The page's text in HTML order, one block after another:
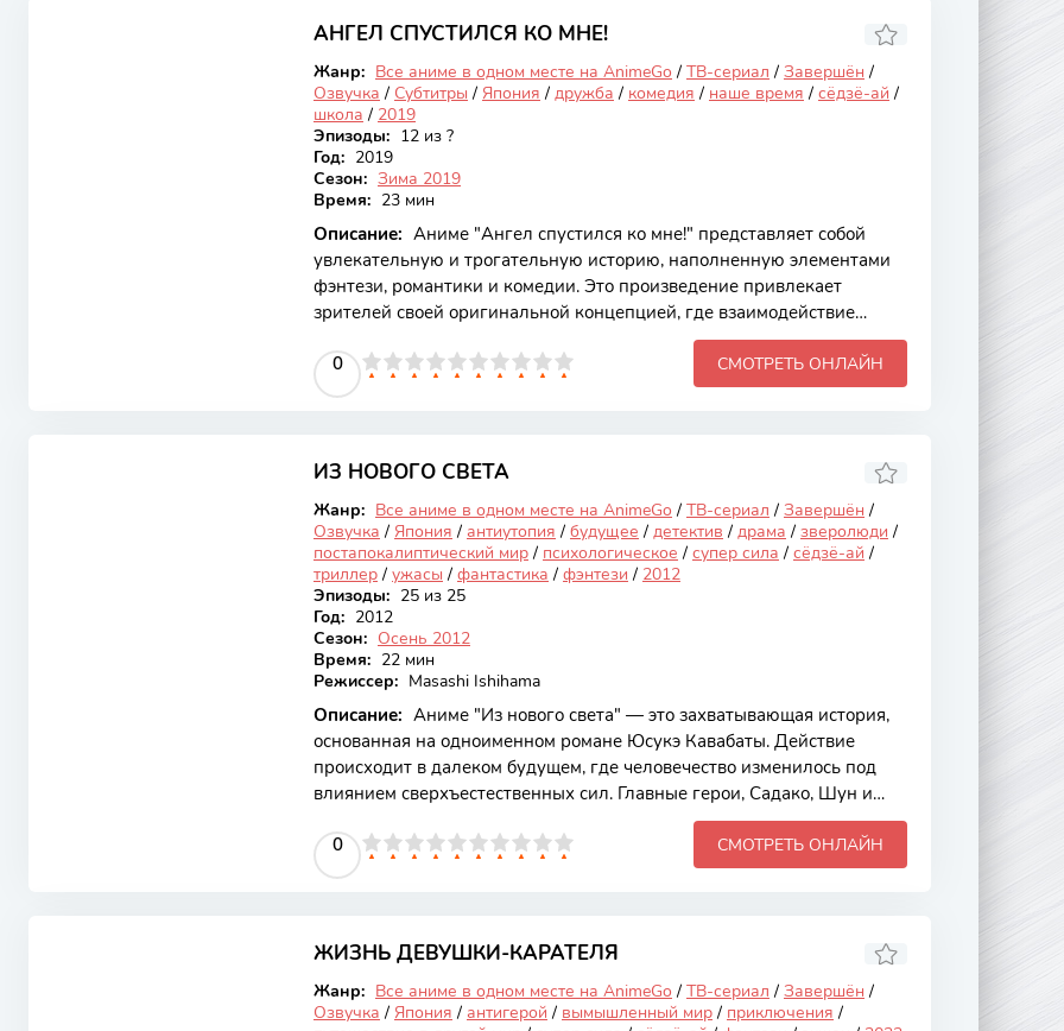
мире, где все аспекты жизни
АНГЕЛ СПУСТИЛСЯ КО МНЕ!
Жанр: Все аниме в одном месте на AnimeGo / ТВ-сериал / Завершён /
Озвучка / Субтитры / Япония / дружба / комедия / наше время / сёдзё-ай /
школа / 2019
Эпизоды: 12 из ?
Год: 2019
Сезон: Зима 2019
Время: 23 мин
Описание: Аниме "Ангел спустился ко мне!" представляет собой
увлекательную и трогательную историю, наполненную элементами
фэнтези, романтики и комедии. Это произведение привлекает
зрителей своей оригинальной концепцией, где взаимодействие
между обычным человеком и ангелом создает множество забавных и
глубоких моментов. Сюжет погружает нас в мир, где небесные
существа могут спуститься на Землю, чтобы помочь людям, и именно
жизни молодого человека по имени Таку, который
0
4 5 6 7 8 9 10 СМОТРЕТЬ ОНЛАЙН
ИЗ НОВОГО СВЕТА
Жанр: Все аниме в одном месте на AnimeGo / ТВ-сериал / Завершён /
Озвучка / Япония / антиутопия / будущее / детектив / драма / зверолюди /
постапокалиптический мир / психологическое / супер сила / сёдзё-ай /
триллер / ужасы / фантастика / фэнтези / 2012
Эпизоды: 25 из 25
Год: 2012
Сезон: Осень 2012
Время: 22 мин
Режиссер: Masashi Ishihama
Описание: Аниме "Из нового света" — это захватывающая история,
основанная на одноименном романе Юсукэ Кавабаты. Действие
происходит в далеком будущем, где человечество изменилось под
влиянием сверхъестественных сил. Главные герои, Садако, Шун и
другие ученики, живут в изолированном обществе, где магия и
психические способности стали нормой. Это аниме привлекает
зрителей своим глубоким философским подтекстом, исследованием
уникальных способностей. Однако вскоре они сталкиваются с
0
4 5 6 7 8 9 10 СМОТРЕТЬ ОНЛАЙН
ЖИЗНЬ ДЕВУШКИ-КАРАТЕЛЯ
Жанр: Все аниме в одном месте на AnimeGo / ТВ-сериал / Завершён /
Озвучка / Япония / антигерой / вымышленный мир / приключения /